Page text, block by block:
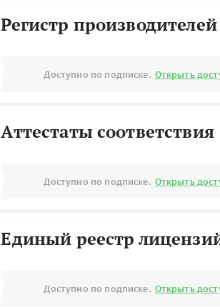
Регистр производителей
Доступно по подписке. Открыть
Аттестаты соответствия
Доступно по подписке. Открыть
Единый реестр
Доступно по подписке. Открыть